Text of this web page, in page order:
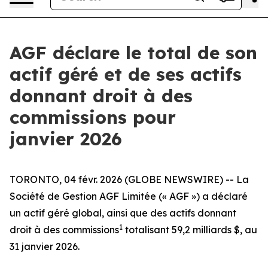
AGF déclare le total de son
actif géré et de ses actifs
donnant droit à des
commissions pour
janvier 2026
TORONTO, 04 févr. 2026 (GLOBE NEWSWIRE) -- La
Société de Gestion AGF Limitée (« AGF ») a déclaré
un actif géré global, ainsi que des actifs donnant
droit à des commissions1 totalisant 59,2 milliards $, au
31 janvier 2026.